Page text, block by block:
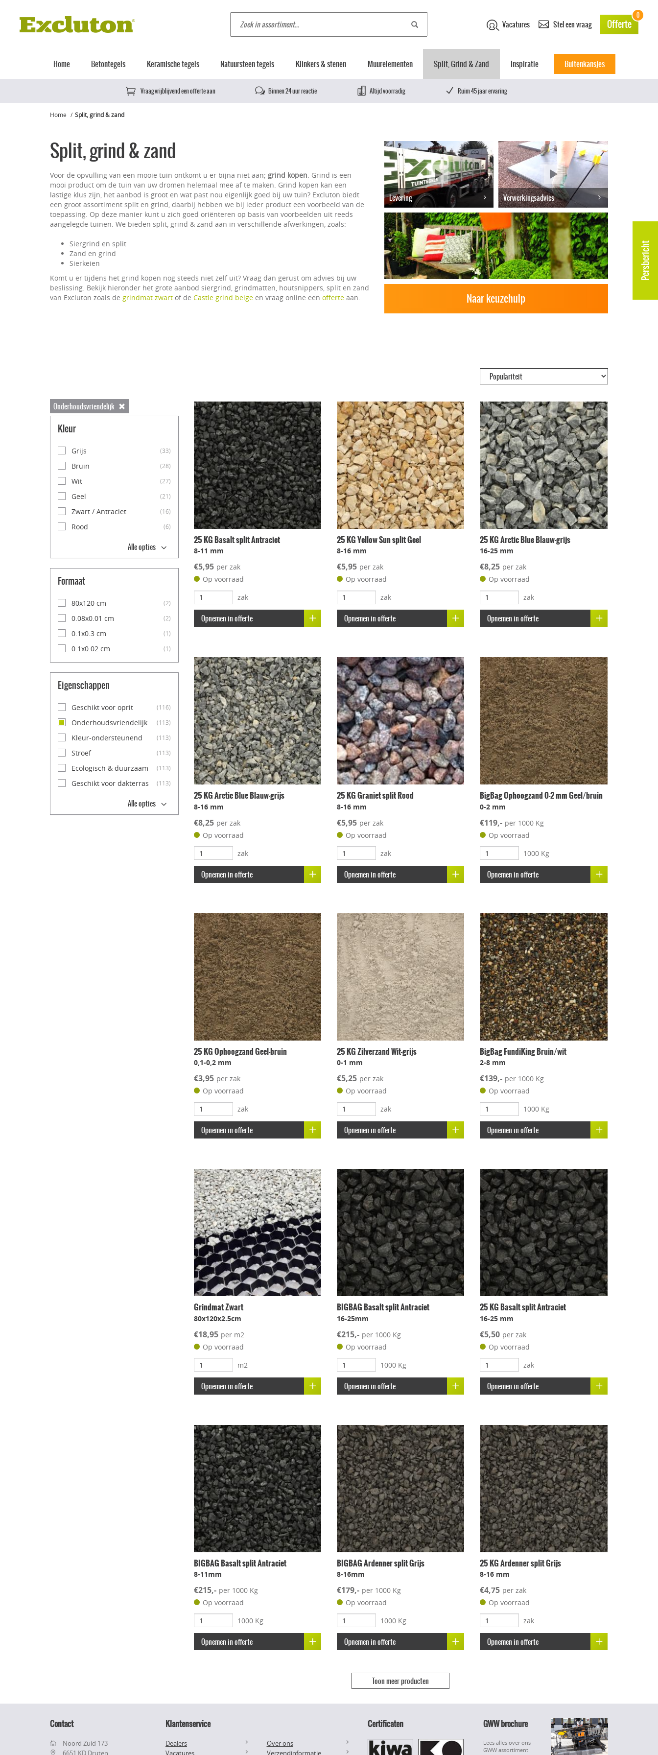
Persbericht
Vacatures Stel een vraag Offerte
0
Home Betontegels Keramische tegels Natuursteen tegels Klinkers & stenen Muurelementen Split, Grind & Zand Inspiratie Buitenkansjes
Vraag vrijblijvend een offerte aan Binnen 24 uur reactie Altijd voorradig Ruim 45 jaar ervaring
Home Split, grind & zand
Split, grind & zand
Voor de opvulling van een mooie tuin ontkomt u er bijna niet aan; grind kopen. Grind is een
mooi product om de tuin van uw dromen helemaal mee af te maken. Grind kopen kan een
lastige klus zijn, het aanbod is groot en wat past nou eigenlijk goed bij uw tuin? Excluton biedt
een groot assortiment split en grind, daarbij hebben we bij ieder product een voorbeeld van de
toepassing. Op deze manier kunt u zich goed oriënteren op basis van voorbeelden uit reeds
aangelegde tuinen. We bieden split, grind & zand aan in verschillende afwerkingen, zoals:
Siergrind en split
Zand en grind
Sierkeien
Komt u er tijdens het grind kopen nog steeds niet zelf uit? Vraag dan gerust om advies bij uw
beslissing. Bekijk hieronder het grote aanbod siergrind, grindmatten, houtsnippers, split en zand
van Excluton zoals de grindmat zwart of de Castle grind beige en vraag online een offerte aan.
Levering Verwerkingsadvies
Naar keuzehulp
Onderhoudsvriendelijk
Kleur
Grijs (33)
Bruin (28)
Wit (27)
Geel (21)
Zwart / Antraciet (16)
Rood (6)
Alle opties
Formaat
80x120 cm (2)
0.08x0.01 cm (2)
0.1x0.3 cm (1)
0.1x0.02 cm (1)
Eigenschappen
Geschikt voor oprit (116)
Onderhoudsvriendelijk (113)
Kleur-ondersteunend (113)
Stroef (113)
Ecologisch & duurzaam (113)
Geschikt voor dakterras (113)
Alle opties
25 KG Basalt split Antraciet
8-11 mm
€5,95 per zak
Op voorraad
zak
Opnemen in offerte
25 KG Yellow Sun split Geel
8-16 mm
€5,95 per zak
Op voorraad
zak
Opnemen in offerte
25 KG Arctic Blue Blauw-grijs
16-25 mm
€8,25 per zak
Op voorraad
zak
Opnemen in offerte
25 KG Arctic Blue Blauw-grijs
8-16 mm
€8,25 per zak
Op voorraad
zak
Opnemen in offerte
25 KG Graniet split Rood
8-16 mm
€5,95 per zak
Op voorraad
zak
Opnemen in offerte
BigBag Ophoogzand 0-2 mm Geel/bruin
0-2 mm
€119,- per 1000 Kg
Op voorraad
1000 Kg
Opnemen in offerte
25 KG Ophoogzand Geel-bruin
0,1-0,2 mm
€3,95 per zak
Op voorraad
zak
Opnemen in offerte
25 KG Zilverzand Wit-grijs
0-1 mm
€5,25 per zak
Op voorraad
zak
Opnemen in offerte
BigBag FundiKing Bruin/wit
2-8 mm
€139,- per 1000 Kg
Op voorraad
1000 Kg
Opnemen in offerte
Grindmat Zwart
80x120x2.5cm
€18,95 per m2
Op voorraad
m2
Opnemen in offerte
BIGBAG Basalt split Antraciet
16-25mm
€215,- per 1000 Kg
Op voorraad
1000 Kg
Opnemen in offerte
25 KG Basalt split Antraciet
16-25 mm
€5,50 per zak
Op voorraad
zak
Opnemen in offerte
BIGBAG Basalt split Antraciet
8-11mm
€215,- per 1000 Kg
Op voorraad
1000 Kg
Opnemen in offerte
BIGBAG Ardenner split Grijs
8-16mm
€179,- per 1000 Kg
Op voorraad
1000 Kg
Opnemen in offerte
25 KG Ardenner split Grijs
8-16 mm
€4,75 per zak
Op voorraad
zak
Opnemen in offerte
Toon meer producten
Contact
Noord Zuid 173
6651 KD Druten
Klantenservice
Dealers
Vacatures
Over ons
Verzendinformatie
Certificaten GWW brochure
Lees alles over ons
GWW assortiment